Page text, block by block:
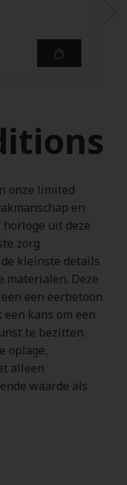
onze limited
en
horloge uit deze
zorg
kleinste details
materialen. Deze
een eerbetoon
kans om een
te bezitten.
oplage,
alleen
waarde als